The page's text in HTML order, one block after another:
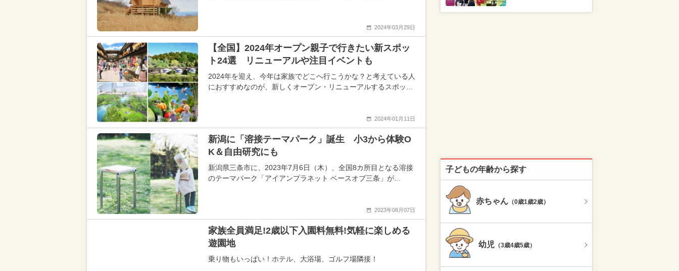
2024年03月29日
【全国】2024年オープン親子で行きたい新スポッ
ト24選 リニューアルや注目イベントも
2024年を迎え、今年は家族でどこへ行こうかな？と考えている人
におすすめなのが、新しくオープン・リニューアルするスポッ…
2024年01月11日
新潟に「溶接テーマパーク」誕生 小3から体験O
K＆自由研究にも
新潟県三条市に、2023年7月6日（木）、全国8カ所目となる溶接
のテーマパーク「アイアンプラネット ベースオブ三条」が…
2023年08月07日
家族全員満足!2歳以下入園料無料!気軽に楽しめる
遊園地
乗り物もいっぱい！ホテル、大浴場、ゴルフ場隣接！
子どもの年齢から探す
赤ちゃん （0歳1歳2歳）
幼児 （3歳4歳5歳）